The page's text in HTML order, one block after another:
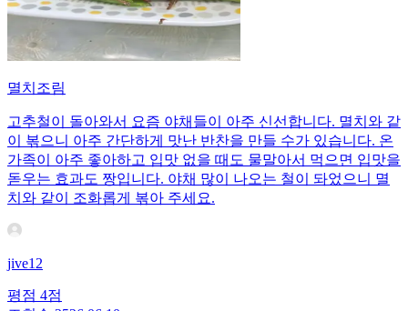
멸치조림
고추철이 돌아와서 요즘 야채들이 아주 신선합니다. 멸치와 같
이 볶으니 아주 간단하게 맛난 반찬을 만들 수가 있습니다. 온
가족이 아주 좋아하고 입맛 없을 때도 물말아서 먹으면 입맛을
돋우는 효과도 짱입니다. 야채 많이 나오는 철이 돠었으니 멸
치와 같이 조화롭게 볶아 주세요.
jive12
평점 4점